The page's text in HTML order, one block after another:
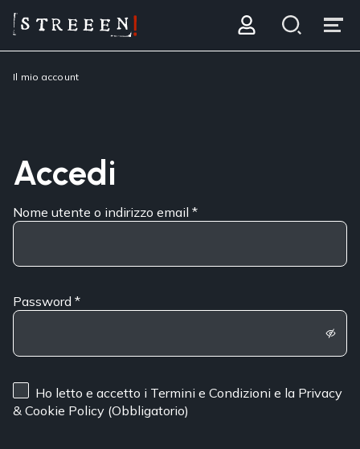
Il mio account
Accedi
Nome utente o indirizzo email*
Password*
Ho letto e accetto i Termini e Condizioni e la Privacy
& Cookie Policy (Obbligatorio)